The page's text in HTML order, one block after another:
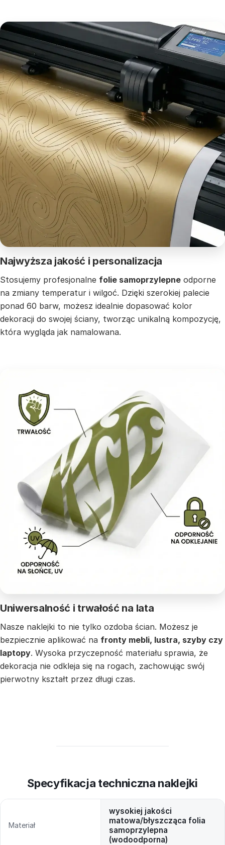
Najwyższa jakość i personalizacja
Stosujemy profesjonalne folie samoprzylepne odporne
na zmiany temperatur i wilgoć. Dzięki szerokiej palecie
ponad 60 barw, możesz idealnie dopasować kolor
dekoracji do swojej ściany, tworząc unikalną kompozycję,
która wygląda jak namalowana.
Uniwersalność i trwałość na lata
Nasze naklejki to nie tylko ozdoba ścian. Możesz je
bezpiecznie aplikować na fronty mebli, lustra, szyby czy
laptopy. Wysoka przyczepność materiału sprawia, że
dekoracja nie odkleja się na rogach, zachowując swój
pierwotny kształt przez długi czas.
Specyfikacja techniczna naklejki
Materiał
wysokiej jakości
matowa/błyszcząca folia
samoprzylepna
(wodoodporna)